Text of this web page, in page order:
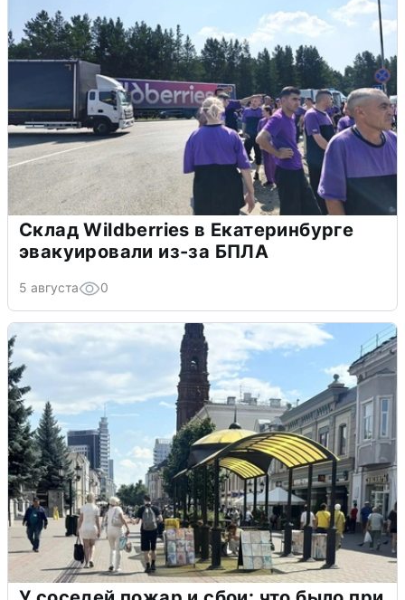
Склад Wildberries в Екатеринбурге
эвакуировали из-за БПЛА
5 августа 0